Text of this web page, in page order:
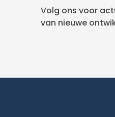
Volg ons voor
van nieuwe